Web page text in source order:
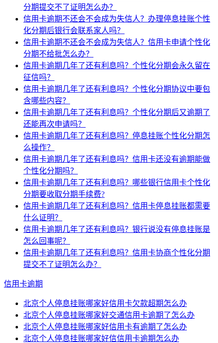
分期提交不了证明怎么办？
信用卡逾期不还会不会成为失信人？办理停息挂账个性
化分期后银行会联系家人吗？
信用卡逾期不还会不会成为失信人？信用卡申请个性化
分期不给批怎么办？
信用卡逾期几年了还有利息吗？个性化分期会永久留在
征信吗？
信用卡逾期几年了还有利息吗？个性化分期协议中要包
含哪些内容？
信用卡逾期几年了还有利息吗？个性化分期后又逾期了
还能再次申请吗？
信用卡逾期几年了还有利息吗？停息挂账个性化分期怎
么操作？
信用卡逾期几年了还有利息吗？信用卡还没有逾期能做
个性化分期吗？
信用卡逾期几年了还有利息吗？哪些银行信用卡个性化
分期要收取分期手续费?
信用卡逾期几年了还有利息吗？信用卡停息挂账都需要
什么证明？
信用卡逾期几年了还有利息吗？银行说没有停息挂账是
怎么回事呢？
信用卡逾期几年了还有利息吗？信用卡协商个性化分期
提交不了证明怎么办？
信用卡逾期
北京个人停息挂账哪家好信用卡欠款超期怎么办
北京个人停息挂账哪家好交通信用卡逾期了怎么办
北京个人停息挂账哪家好信用卡有逾期了怎么办
北京个人停息挂账哪家好信信用卡逾期怎么办